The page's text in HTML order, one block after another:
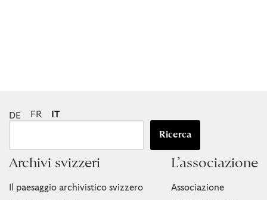
DE FR IT
Ricerca
Archivi svizzeri
Il paesaggio archivistico svizzero
L’associazione
Associazione